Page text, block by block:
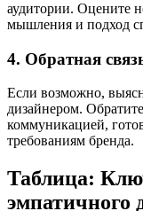
аудитории. Оцените
мышления и подход
4. Обратная
Если возможно,
дизайнером.
коммуникацией,
требованиям бренда.
Таблица:
эмпатичного